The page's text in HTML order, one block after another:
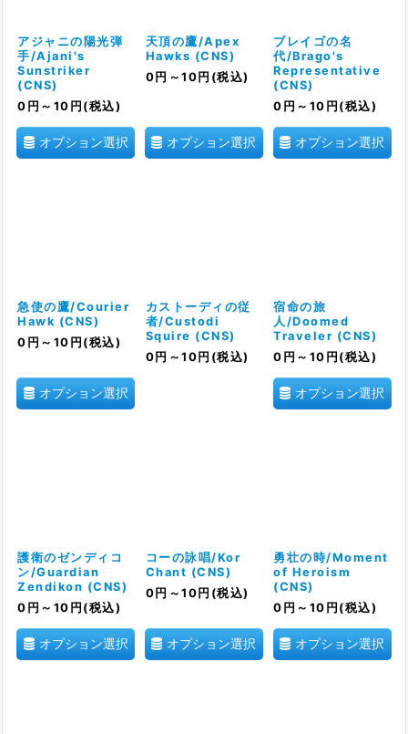
アジャニの陽光弾
手/Ajani's
Sunstriker
(CNS)
0 円 ～10 円 (税込)
オプション選択
天頂の鷹/Apex
Hawks (CNS)
0 円 ～10 円 (税込)
オプション選択
ブレイゴの名
代/Brago's
Representative
(CNS)
0 円 ～10 円 (税込)
オプション選択
急使の鷹/Courier
Hawk (CNS)
0 円 ～10 円 (税込)
オプション選択
カストーディの従
者/Custodi
Squire (CNS)
0 円 ～10 円 (税込)
宿命の旅
人/Doomed
Traveler (CNS)
0 円 ～10 円 (税込)
オプション選択
護衛のゼンディコ
ン/Guardian
Zendikon (CNS)
0 円 ～10 円 (税込)
オプション選択
コーの詠唱/Kor
Chant (CNS)
0 円 ～10 円 (税込)
オプション選択
勇壮の時/Moment
of Heroism
(CNS)
0 円 ～10 円 (税込)
オプション選択